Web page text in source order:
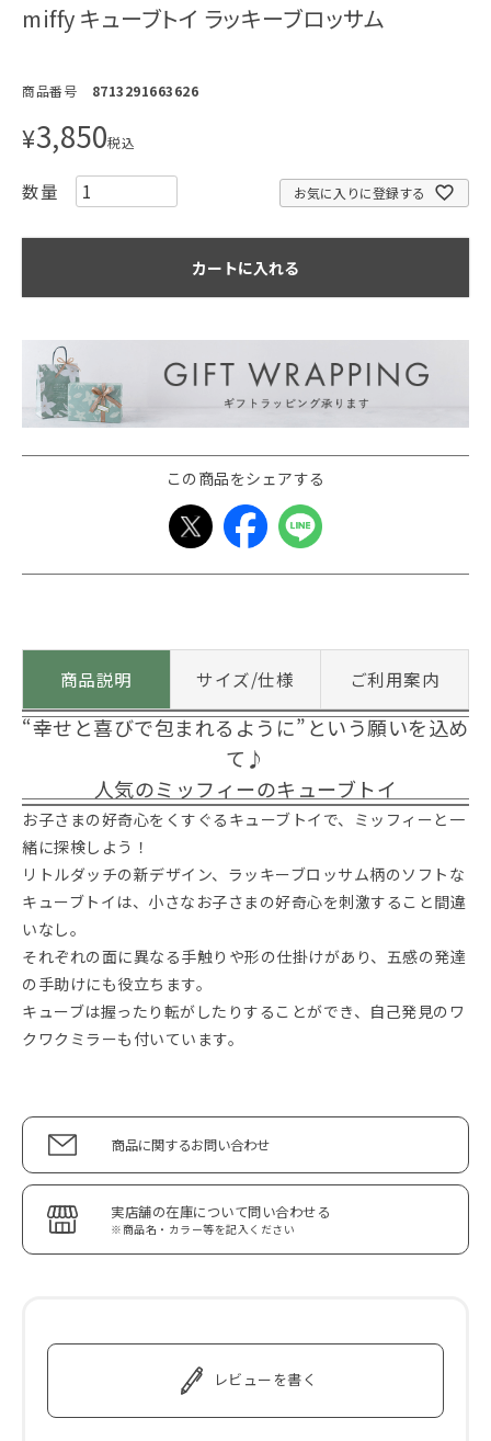
miffy キューブトイ ラッキーブロッサム
商品番号 8713291663626
¥3,850税込
お気に入りに登録する
カートに入れる
この商品をシェアする
商品説明 サイズ/仕様 ご利用案内
“幸せと喜びで包まれるように”という願いを込め
て♪
人気のミッフィーのキューブトイ
お子さまの好奇心をくすぐるキューブトイで、ミッフィーと一
緒に探検しよう！
リトルダッチの新デザイン、ラッキーブロッサム柄のソフトな
キューブトイは、小さなお子さまの好奇心を刺激すること間違
いなし。
それぞれの面に異なる手触りや形の仕掛けがあり、五感の発達
の手助けにも役立ちます。
キューブは握ったり転がしたりすることができ、自己発見のワ
クワクミラーも付いています。
商品に関するお問い合わせ
実店舗の在庫について問い合わせる
※商品名・カラー等を記入ください
レビューを書く